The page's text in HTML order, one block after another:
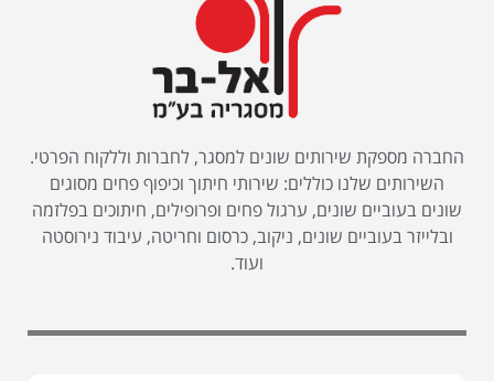
החברה מספקת שירותים שונים למסגר, לחברות וללקוח הפרטי.
השירותים שלנו כוללים: שירותי חיתוך וכיפוף פחים מסוגים
שונים בעוביים שונים, ערגול פחים ופרופילים, חיתוכים בפלזמה
ובלייזר בעוביים שונים, ניקוב, כרסום וחריטה, עיבוד נירוסטה
ועוד.